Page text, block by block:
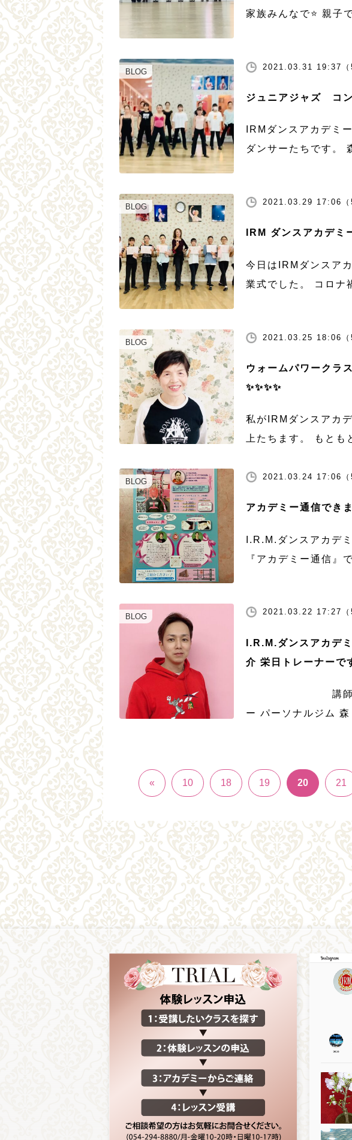
家族みんなで⭐️ 親子
IRMダンスアカデミ
BLOG
2021.03.31 19:37（
ジュニアジャズ コ
IRMダンスアカデミ
ダンサーたちです。
ます。 ダンス大好き
BLOG
2021.03.29 17:06（
IRM ダンスアカデミ
今日はIRMダンスア
業式でした。 コロナ
て心を教育されてい
BLOG
2021.03.25 18:06（
ウォームパワークラ
✨✨✨✨
私がIRMダンスアカ
上たちます。 もとも
た。そんな折、孫が
BLOG
2021.03.24 17:06（
アカデミー通信できま
I.R.M.ダンスアカデ
『アカデミー通信』
メッセージ、生徒様
BLOG
2021.03.22 17:27（
I.R.M.ダンスアカデ
介 栄日トレーナーで
講師紹介
ー パーソナルジム
[…]
«
10 18 19 20 21